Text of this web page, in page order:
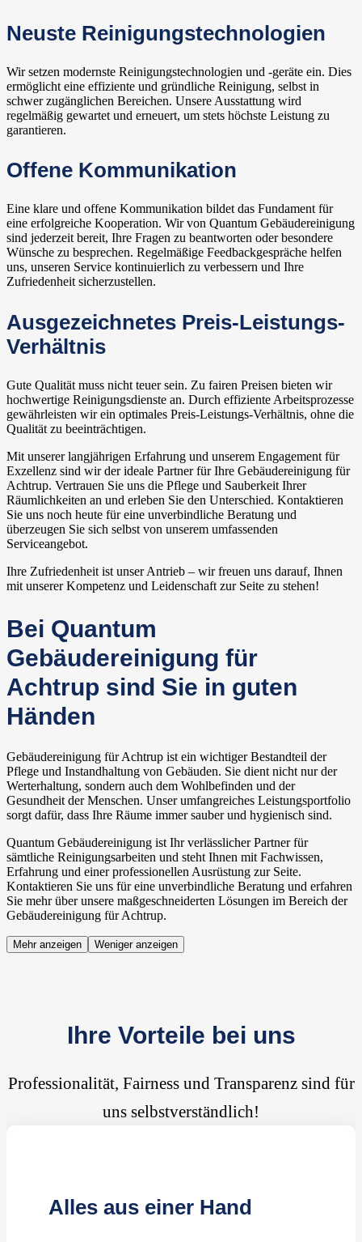
Neuste Reinigungstechnologien
Wir setzen modernste Reinigungstechnologien und -geräte ein. Dies
ermöglicht eine effiziente und gründliche Reinigung, selbst in
schwer zugänglichen Bereichen. Unsere Ausstattung wird
regelmäßig gewartet und erneuert, um stets höchste Leistung zu
garantieren.
Offene Kommunikation
Eine klare und offene Kommunikation bildet das Fundament für
eine erfolgreiche Kooperation. Wir von Quantum Gebäudereinigung
sind jederzeit bereit, Ihre Fragen zu beantworten oder besondere
Wünsche zu besprechen. Regelmäßige Feedbackgespräche helfen
uns, unseren Service kontinuierlich zu verbessern und Ihre
Zufriedenheit sicherzustellen.
Ausgezeichnetes Preis-Leistungs-
Verhältnis
Gute Qualität muss nicht teuer sein. Zu fairen Preisen bieten wir
hochwertige Reinigungsdienste an. Durch effiziente Arbeitsprozesse
gewährleisten wir ein optimales Preis-Leistungs-Verhältnis, ohne die
Qualität zu beeinträchtigen.
Mit unserer langjährigen Erfahrung und unserem Engagement für
Exzellenz sind wir der ideale Partner für Ihre Gebäudereinigung für
Achtrup. Vertrauen Sie uns die Pflege und Sauberkeit Ihrer
Räumlichkeiten an und erleben Sie den Unterschied. Kontaktieren
Sie uns noch heute für eine unverbindliche Beratung und
überzeugen Sie sich selbst von unserem umfassenden
Serviceangebot.
Ihre Zufriedenheit ist unser Antrieb – wir freuen uns darauf, Ihnen
mit unserer Kompetenz und Leidenschaft zur Seite zu stehen!
Bei Quantum
Gebäudereinigung für
Achtrup sind Sie in guten
Händen
Gebäudereinigung für Achtrup ist ein wichtiger Bestandteil der
Pflege und Instandhaltung von Gebäuden. Sie dient nicht nur der
Werterhaltung, sondern auch dem Wohlbefinden und der
Gesundheit der Menschen. Unser umfangreiches Leistungsportfolio
sorgt dafür, dass Ihre Räume immer sauber und hygienisch sind.
Quantum Gebäudereinigung ist Ihr verlässlicher Partner für
sämtliche Reinigungsarbeiten und steht Ihnen mit Fachwissen,
Erfahrung und einer professionellen Ausrüstung zur Seite.
Kontaktieren Sie uns für eine unverbindliche Beratung und erfahren
Sie mehr über unsere maßgeschneiderten Lösungen im Bereich der
Gebäudereinigung für Achtrup.
Mehr anzeigen Weniger anzeigen
Ihre Vorteile bei uns
Professionalität, Fairness und Transparenz sind für
uns selbstverständlich!
Alles aus einer Hand